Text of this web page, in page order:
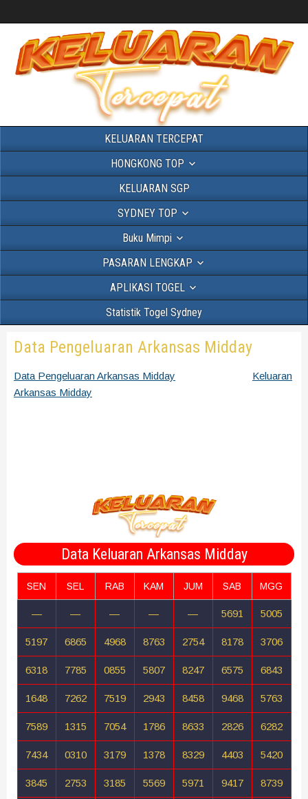
KELUARAN TERCEPAT
HONGKONG TOP
KELUARAN SGP
SYDNEY TOP
Buku Mimpi
PASARAN LENGKAP
APLIKASI TOGEL
Statistik Togel Sydney
Data Pengeluaran Arkansas Midday
Data Pengeluaran Arkansas Midday
Keluaran
Arkansas Midday
Data Keluaran Arkansas Midday
SEN SEL RAB KAM JUM SAB MGG
— — — — — 5691 5005
5197 6865 4968 8763 2754 8178 3706
6318 7785 0855 5807 8247 6575 6843
1648 7262 7519 2943 8458 9468 5763
7589 1315 7054 1786 8633 2826 6282
7434 0310 3179 1378 8329 4403 5420
3845 2753 3185 5569 5971 9417 8739